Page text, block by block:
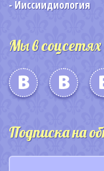
Ииссиидиология
Мы в соцсетях
Подписка на